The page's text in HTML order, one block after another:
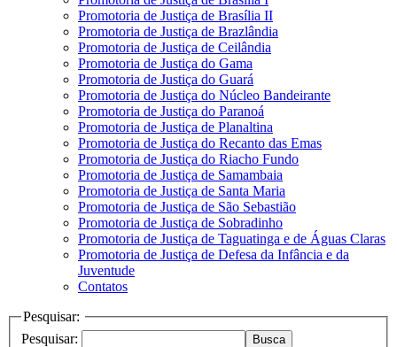
Promotoria de Justiça de Brasília II
Promotoria de Justiça de Brazlândia
Promotoria de Justiça de Ceilândia
Promotoria de Justiça do Gama
Promotoria de Justiça do Guará
Promotoria de Justiça do Núcleo Bandeirante
Promotoria de Justiça do Paranoá
Promotoria de Justiça de Planaltina
Promotoria de Justiça do Recanto das Emas
Promotoria de Justiça do Riacho Fundo
Promotoria de Justiça de Samambaia
Promotoria de Justiça de Santa Maria
Promotoria de Justiça de São Sebastião
Promotoria de Justiça de Sobradinho
Promotoria de Justiça de Taguatinga e de Águas Claras
Promotoria de Justiça de Defesa da Infância e da
Juventude
Contatos
Pesquisar:
Pesquisar:
Busca